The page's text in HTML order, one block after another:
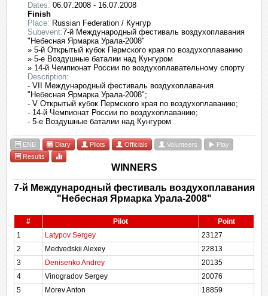
Dates: 06.07.2008 - 16.07.2008
Finish
Place: Russian Federation / Кунгур
Subevent:7-й Международный фестиваль воздухоплавания
"Небесная Ярмарка Урала-2008"
» 5-й Открытый кубок Пермского края по воздухоплаванию
» 5-е Воздушные баталии над Кунгуром
» 14-й Чемпионат России по воздухоплавательному спорту
Description:
- VII Международный фестиваль воздухоплавания
"Небесная Ярмарка Урала-2008";
- V Открытый кубок Пермского края по воздухоплаванию;
- 14-й Чемпионат России по воздухоплаванию;
- 5-е Воздушные баталии над Кунгуром
ENB Diary Pilots Officials Volunteers
Play
Results
WINNERS
7-й Международный фестиваль воздухоплавания
"Небесная Ярмарка Урала-2008"
# Pilot
Point
1
Latypov Sergey
23127
2
Medvedskii Alexey
22813
3
Denisenko Andrey
20135
4
Vinogradov Sergey
20076
5
Morev Anton
18859